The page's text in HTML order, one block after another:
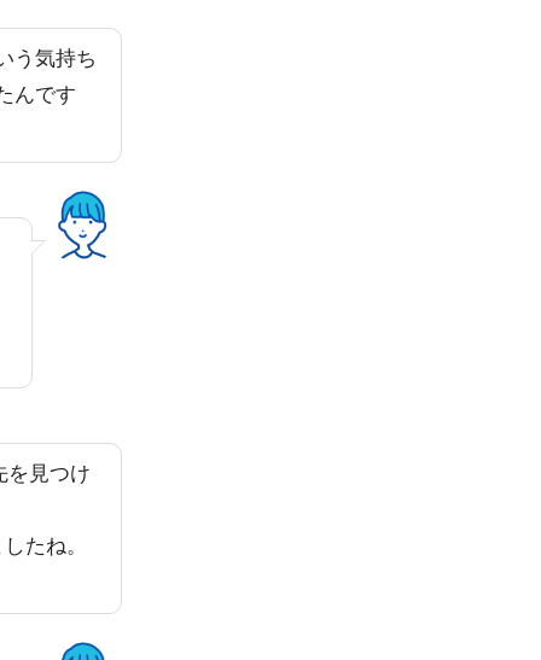
う気持ち
んです
を見つけ
たね。